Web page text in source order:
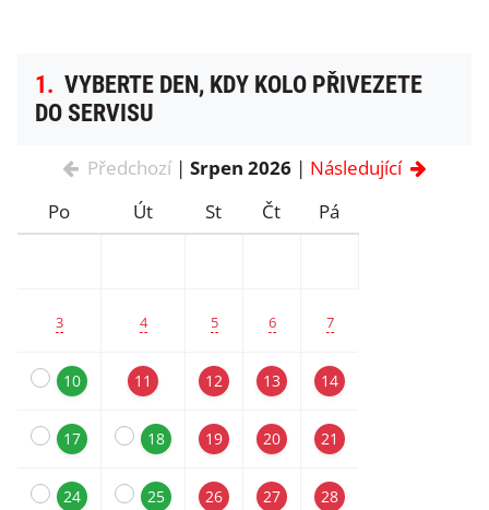
1. VYBERTE DEN, KDY KOLO PŘIVEZETE
DO SERVISU
Předchozí | Srpen 2026 | Následující
Po
Út St Čt Pá
3 4 5 6 7
10 11 12 13 14
17 18 19 20 21
24 25 26 27 28